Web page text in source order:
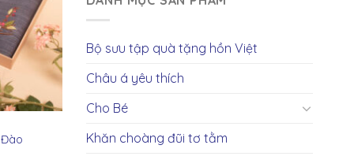
Bộ sưu tập quà tặng hồn Việt
Châu á yêu thích
Cho Bé
Khăn choàng đũi tơ tằm